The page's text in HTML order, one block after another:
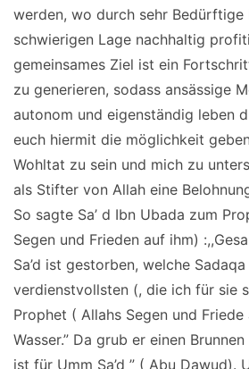
werden, wo durch sehr Bedürftige
schwierigen Lage nachhaltig
gemeinsames Ziel ist ein
zu generieren, sodass ansässige
autonom und eigenständig leben
euch hiermit die möglichkeit
Wohltat zu sein und mich zu
als Stifter von Allah eine
So sagte Sa’ d Ibn Ubada zum
Segen und Frieden auf ihm)
Sa’d ist gestorben, welche
verdienstvollsten (, die ich für sie
Prophet ( Allahs Segen und
Wasser.” Da grub er einen
ist für Umm Sa’d ” ( Abu Dawud).